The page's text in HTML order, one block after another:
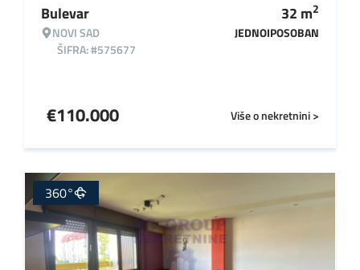
Bulevar
NOVI SAD
ŠIFRA: #575677
32 m2
JEDNOIPOSOBAN
Više o nekretnini >
€110.000
360°